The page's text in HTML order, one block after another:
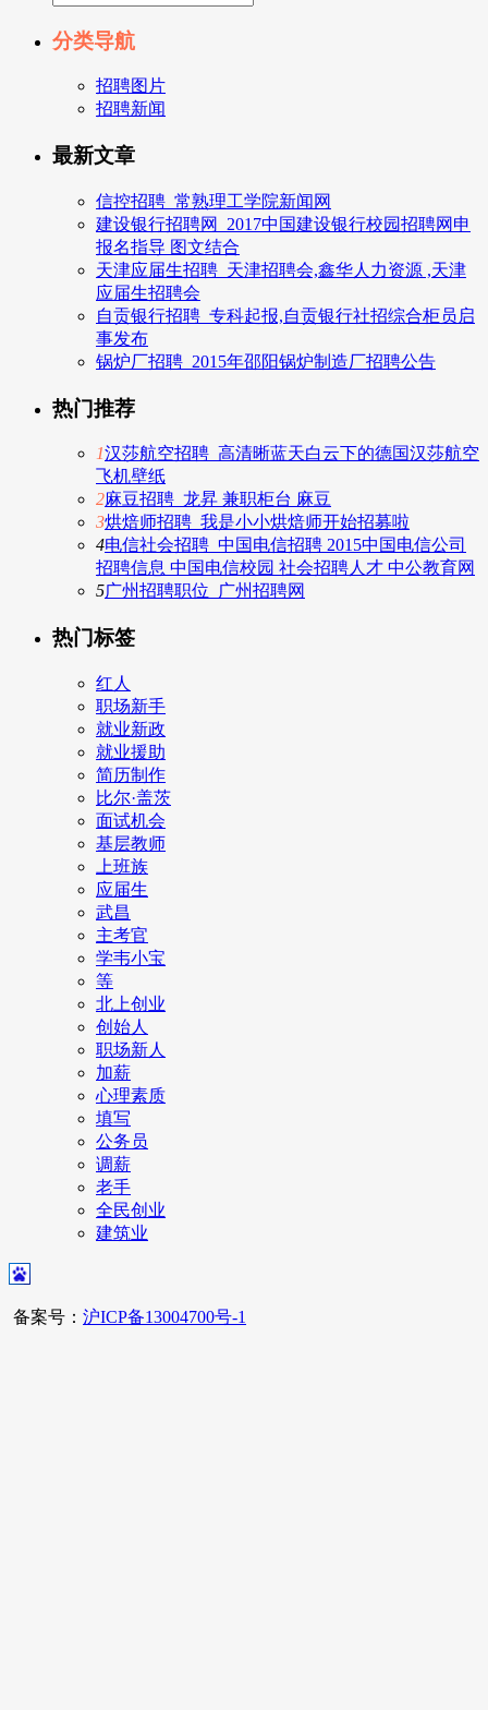
分类导航
招聘图片
招聘新闻
最新文章
信控招聘_常熟理工学院新闻网
建设银行招聘网_2017中国建设银行校园招聘网申
报名指导 图文结合
天津应届生招聘_天津招聘会,鑫华人力资源 ,天津
应届生招聘会
自贡银行招聘_专科起报,自贡银行社招综合柜员启
事发布
锅炉厂招聘_2015年邵阳锅炉制造厂招聘公告
热门推荐
1汉莎航空招聘_高清晰蓝天白云下的德国汉莎航空
飞机壁纸
2麻豆招聘_龙昇 兼职柜台 麻豆
3烘焙师招聘_我是小小烘焙师开始招募啦
4电信社会招聘_中国电信招聘 2015中国电信公司
招聘信息 中国电信校园 社会招聘人才 中公教育网
5广州招聘职位_广州招聘网
热门标签
红人
职场新手
就业新政
就业援助
简历制作
比尔·盖茨
面试机会
基层教师
上班族
应届生
武昌
主考官
学韦小宝
等
北上创业
创始人
职场新人
加薪
心理素质
填写
公务员
调薪
老手
全民创业
建筑业
备案号： 沪ICP备13004700号-1